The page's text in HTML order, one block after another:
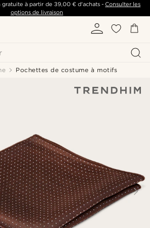
à partir de 39,00 €d'achats -Consulter les
options de livraison
Pochettes de costume à motifs